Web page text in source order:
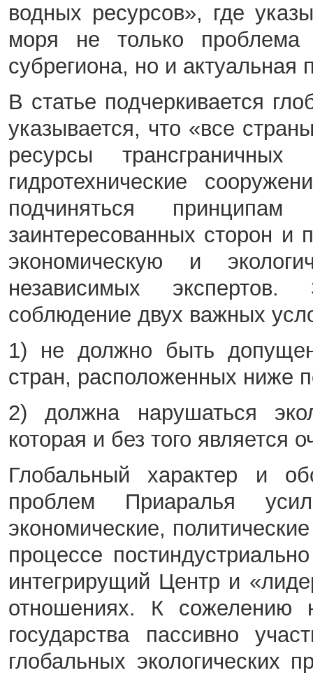
водных ресурсов», где
моря не только проблема
субрегиона, но и
В статье подчеркивается
указывается, что «все
ресурсы
гидротехнические
подчиняться принципам
заинтересованных сторон и
экономическую и
независимых экспертов.
соблюдение двух важных
1) не должно быть
стран, расположенных ниже
2) должна нарушаться
которая и без того является
Глобальный характер и
проблем Приаралья
экономические,
процессе
интегрирущий Центр и
отношениях. К сожелению
государства пассивно
глобальных экологических